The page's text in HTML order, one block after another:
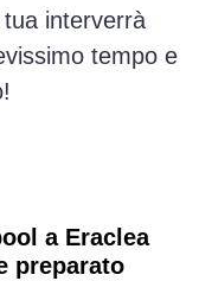
interverrà
tempo e
a Eraclea
preparato